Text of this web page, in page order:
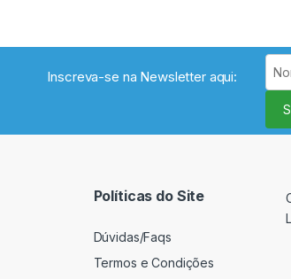
Inscreva-se na Newsletter aqui:
Políticas do Site
Dúvidas/Faqs
Termos e Condições